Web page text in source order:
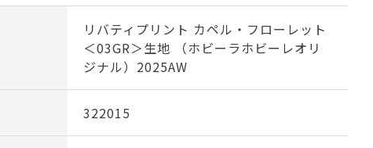
リバティプリント カペル・フローレット
＜03GR＞生地 （ホビーラホビーレオリ
ジナル）2025AW
322015